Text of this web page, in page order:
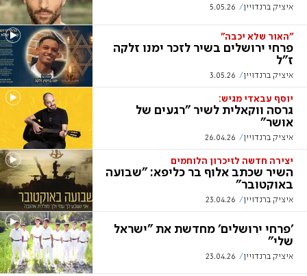
איציק ברנדויין 5.05.26
"האור שלא יכבה"
פרחי ירושלים בשיר לזכר ימנו זלקה
ז"ל
איציק ברנדויין 3.05.26
יוסף עבאדי מגיש:
גרסה ווקאלית לשיר "רגעים של
אושר"
איציק ברנדויין 26.04.26
יצירה חדשה לזיכרון הלוחמים
השיר שכתב אלוף בר כליפא: "שבועה
באוקטובר"
איציק ברנדויין 23.04.26
'פרחי ירושלים' מחדשת את "ישראל
שלי"
איציק ברנדויין 23.04.26